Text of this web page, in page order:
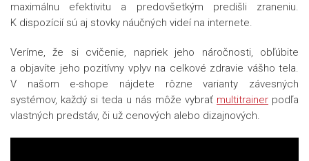
maximálnu efektivitu a predovšetkým predišli zraneniu.
K dispozícií sú aj stovky náučných videí na internete.
Veríme, že si cvičenie, napriek jeho náročnosti, obľúbite
a objavíte jeho pozitívny vplyv na celkové zdravie vášho tela.
V našom e-shope nájdete rôzne varianty závesných
systémov, každý si teda u nás môže vybrať multitrainer podľa
vlastných predstáv, či už cenových alebo dizajnových.